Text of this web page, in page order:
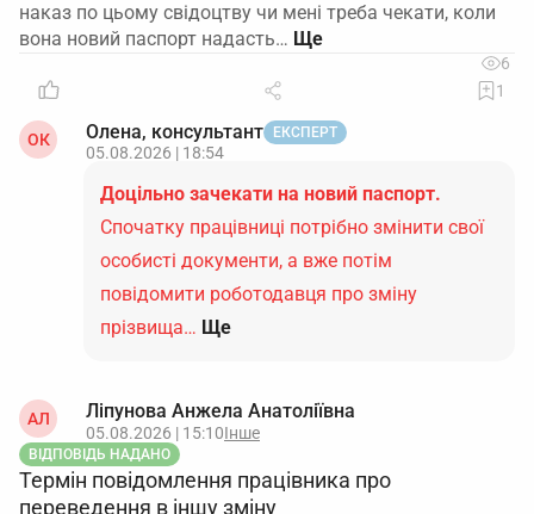
наказ по цьому свідоцтву чи мені треба чекати, коли
вона новий паспорт надасть…
6
1
ОК Олена, консультант ЕКСПЕРТ
05.08.2026 | 18:54
Доцільно зачекати на новий паспорт.
Спочатку працівниці потрібно змінити свої
особисті документи, а вже потім
повідомити роботодавця про зміну
прізвища… Ще
АЛ Ліпунова Анжела Анатоліївна
05.08.2026 | 15:10Інше
ВІДПОВІДЬ НАДАНО
Термін повідомлення працівника про
переведення в іншу зміну